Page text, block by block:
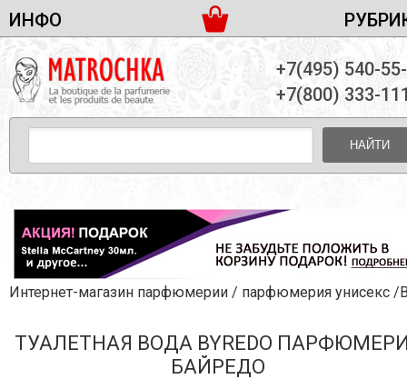
ИНФО
ДОСТАВКА И ОПЛАТА
ПАРТНЕРСТВО
КОНТАКТЫ
ЖЕНСКАЯ ПАРФЮМЕРИЯ
МУЖСКАЯ ПАРФЮМЕРИЯ
УНИСЕКС ПАРФЮМЕРИЯ
ЖЕНСКИЕ НАБОРЫ
МУЖСКИЕ НАБОРЫ
УНИСЕКС НАБОРЫ
УХОД ЗА ЛИЦОМ
УХОД ЗА ТЕЛОМ
ДЕКОРАТИВНАЯ КОСМЕТИКА
+7(495) 540-
+7(800) 333-
НАЙТИ
Интернет-магазин парфюмерии / парфюмерия унисекс /
ТУАЛЕТНАЯ ВОДА BYREDO
БАЙРЕДО